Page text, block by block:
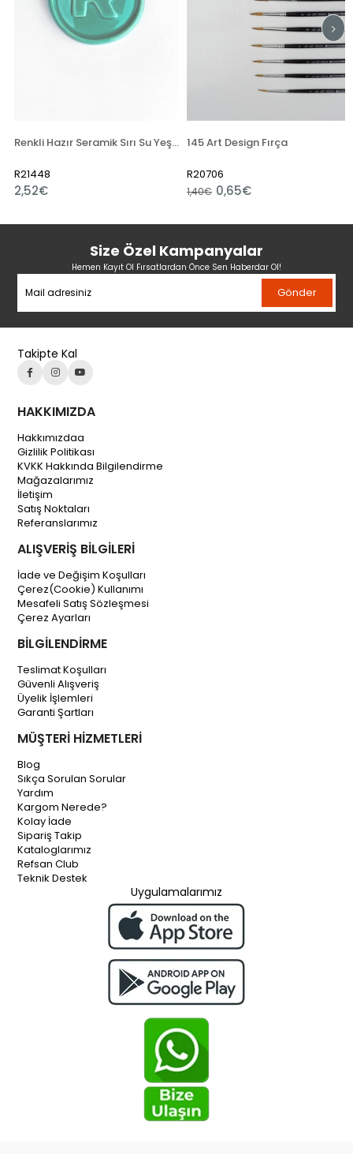
Renkli Hazır Seramik Sırı Su Yeşili 6135 (1050 °C)
R21448
2,52€
145 Art Design Fırça
R20706
0,65€
1,40€
Size Özel Kampanyalar
Hemen Kayıt Ol Fırsatlardan Önce Sen Haberdar Ol!
Gönder
Takipte Kal
HAKKIMIZDA
Hakkımızdaa
Gizlilik Politikası
KVKK Hakkında Bilgilendirme
Mağazalarımız
İletişim
Satış Noktaları
Referanslarımız
ALIŞVERİŞ BİLGİLERİ
İade ve Değişim Koşulları
Çerez(Cookie) Kullanımı
Mesafeli Satış Sözleşmesi
Çerez Ayarları
BİLGİLENDİRME
Teslimat Koşulları
Güvenli Alışveriş
Üyelik İşlemleri
Garanti Şartları
MÜŞTERİ HİZMETLERİ
Blog
Sıkça Sorulan Sorular
Yardım
Kargom Nerede?
Kolay İade
Sipariş Takip
Kataloglarımız
Refsan Club
Teknik Destek
Uygulamalarımız